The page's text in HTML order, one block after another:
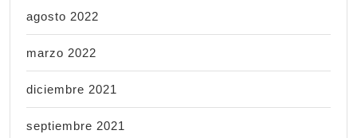
agosto 2022
marzo 2022
diciembre 2021
septiembre 2021